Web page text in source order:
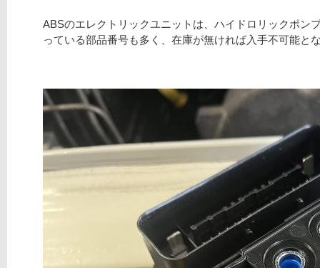
ABSのエレクトリックユニットは、ハイドロリックポン
っている部品番号も多く、在庫が無ければ入手不可能と